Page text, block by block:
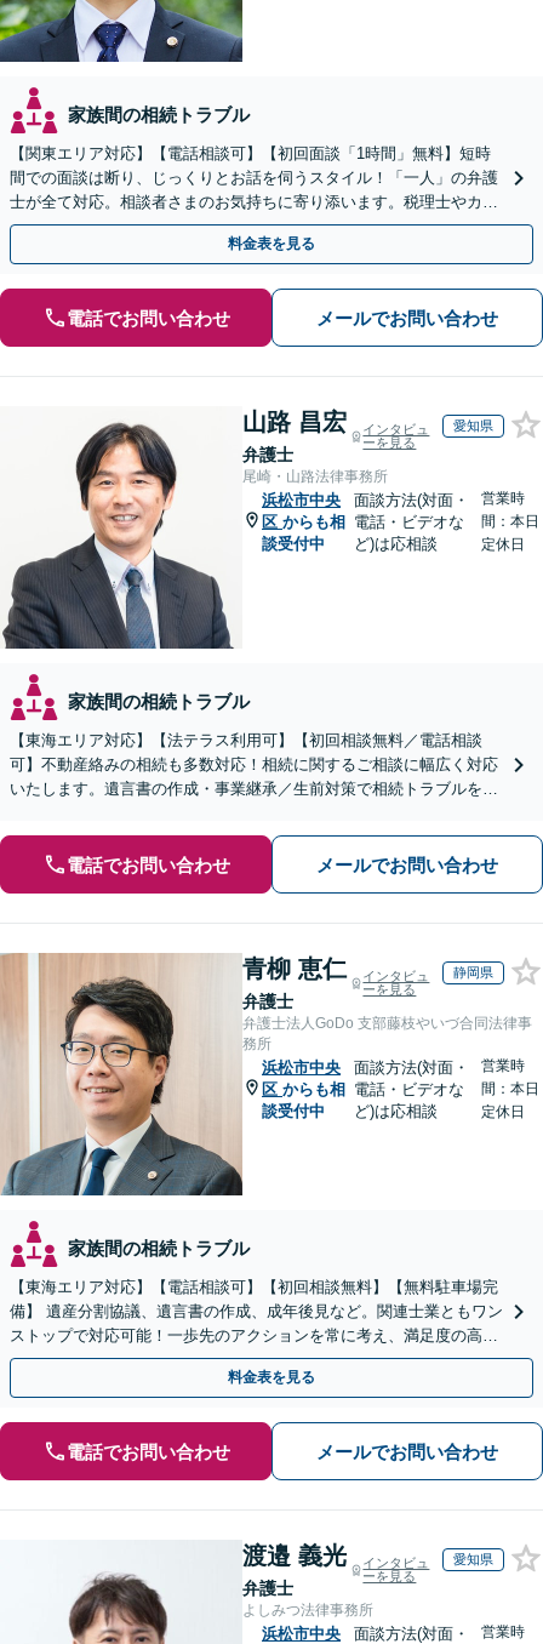
家族間の相続トラブル
【関東エリア対応】【電話相談可】【初回面談「1時間」無料】短時
間での面談は断り、じっくりとお話を伺うスタイル！「一人」の弁護
士が全て対応。相談者さまのお気持ちに寄り添います。税理士やカウ
ンセラーと連携し、生前対策のご相談も
料金表を見る
電話でお問い合わせ メールでお問い合わせ
山路 昌宏
弁護士
インタビュ
ーを見る
愛知県
尾崎・山路法律事務所
浜松市中央
区 からも相
談受付中
面談方法(対面・
電話・ビデオな
ど)は応相談
営業時
間：本日
定休日
家族間の相続トラブル
【東海エリア対応】【法テラス利用可】【初回相談無料／電話相談
可】不動産絡みの相続も多数対応！相続に関するご相談に幅広く対応
いたします。遺言書の作成・事業継承／生前対策で相続トラブルを回
電話でお問い合わせ メールでお問い合わせ
青柳 恵仁
弁護士
インタビュ
ーを見る
静岡県
弁護士法人GoDo 支部藤枝やいづ合同法律事
務所
浜松市中央
区 からも相
談受付中
面談方法(対面・
電話・ビデオな
ど)は応相談
営業時
間：本日
定休日
家族間の相続トラブル
【東海エリア対応】【電話相談可】【初回相談無料】【無料駐車場完
備】 遺産分割協議、遺言書の作成、成年後見など。関連士業ともワン
ストップで対応可能！一歩先のアクションを常に考え、満足度の高い
解決を目指します
料金表を見る
電話でお問い合わせ メールでお問い合わせ
渡邉 義光
弁護士
インタビュ
ーを見る
愛知県
よしみつ法律事務所
浜松市中央
面談方法(対面・
営業時